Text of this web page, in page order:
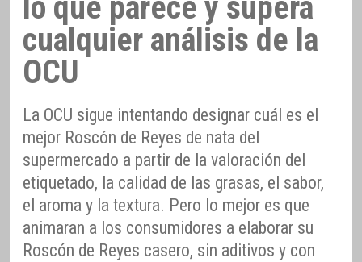
lo que parece y supera
cualquier análisis de la
OCU
La OCU sigue intentando designar cuál es el
mejor Roscón de Reyes de nata del
supermercado a partir de la valoración del
etiquetado, la calidad de las grasas, el sabor,
el aroma y la textura. Pero lo mejor es que
animaran a los consumidores a elaborar su
Roscón de Reyes casero, sin aditivos y con